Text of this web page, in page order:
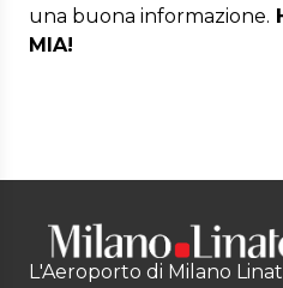
una buona informazione.
MIA!
L'Aeroporto di Milano